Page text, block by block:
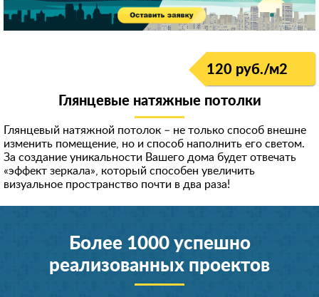
120 руб./м2
Глянцевые натяжные потолки
Глянцевый натяжной потолок – не только способ внешне
изменить помещение, но и способ наполнить его светом.
За создание уникальности Вашего дома будет отвечать
«эффект зеркала», который способен увеличить
визуальное пространство почти в два раза!
Более 1000 успешно
реализованных проектов